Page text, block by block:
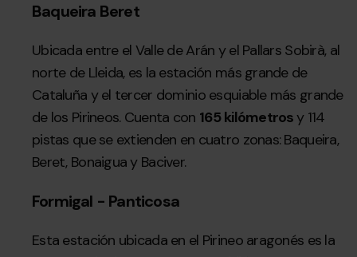
Baqueira Beret
Ubicada entre el Valle de Arán y el Pallars Sobirà, al
norte de Lleida, es la estación más grande de
Cataluña y el tercer dominio esquiable más grande
de los Pirineos. Cuenta con 165 kilómetrosy 114
pistas que se extienden en cuatro zonas: Baqueira,
Beret, Bonaigua y Baciver.
Formigal - Panticosa
Esta estación ubicada en el Pirineo aragonés es la